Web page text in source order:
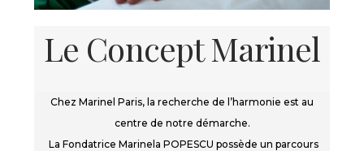
Le Concept Marinel​
Chez Marinel Paris, la recherche de l’harmonie est au
centre de notre démarche.
La Fondatrice Marinela POPESCU possède un parcours